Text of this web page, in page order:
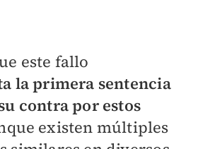
este fallo
la primera sentencia
contra por estos
existen múltiples